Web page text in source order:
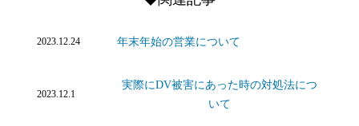
2023.12.24 年末年始の営業について
2023.12.1
実際にDV被害にあった時の対処法につ
いて